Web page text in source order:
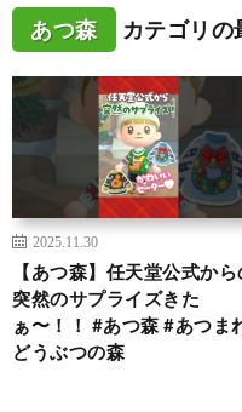
あつ森 カテゴリの
2025.11.30
【あつ森】任天堂公式から
突然のサプライズきた
ぁ〜！！ #あつ森 #あつま
どうぶつの森